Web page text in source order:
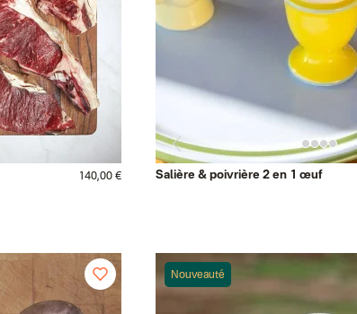
140,00 € Salière & poivrière 2 en 1 œuf
Nouveauté